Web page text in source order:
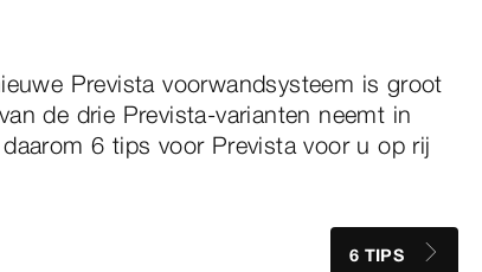
Prevista voorwandsysteem is groot
de drie Prevista-varianten neemt in
6 tips voor Prevista voor u op rij
6 TIPS